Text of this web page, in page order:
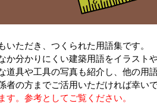
いただき、つくられた用語集です。
か分かりにくい建築用語をイラスト
道具や工具の写真も紹介し、他の
者の方までご活用いただければ幸い
。参考としてご覧ください。